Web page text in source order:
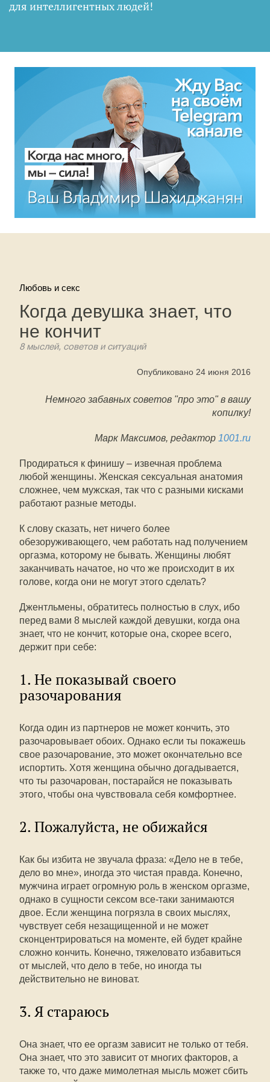
для интеллигентных людей!
Любовь и секс
Когда девушка знает, что
не кончит
8 мыслей, советов и ситуаций
Опубликовано 24 июня 2016
Немного забавных советов "про это" в вашу
копилку!
Марк Максимов, редактор 1001.ru
Продираться к финишу – извечная проблема
любой женщины. Женская сексуальная анатомия
сложнее, чем мужская, так что с разными кисками
работают разные методы.
К слову сказать, нет ничего более
обезоруживающего, чем работать над получением
оргазма, которому не бывать. Женщины любят
заканчивать начатое, но что же происходит в их
голове, когда они не могут этого сделать?
Джентльмены, обратитесь полностью в слух, ибо
перед вами 8 мыслей каждой девушки, когда она
знает, что не кончит, которые она, скорее всего,
держит при себе:
1. Не показывай своего
разочарования
Когда один из партнеров не может кончить, это
разочаровывает обоих. Однако если ты покажешь
свое разочарование, это может окончательно все
испортить. Хотя женщина обычно догадывается,
что ты разочарован, постарайся не показывать
этого, чтобы она чувствовала себя комфортнее.
2. Пожалуйста, не обижайся
Как бы избита не звучала фраза: «Дело не в тебе,
дело во мне», иногда это чистая правда. Конечно,
мужчина играет огромную роль в женском оргазме,
однако в сущности сексом все-таки занимаются
двое. Если женщина погрязла в своих мыслях,
чувствует себя незащищенной и не может
сконцентрироваться на моменте, ей будет крайне
сложно кончить. Конечно, тяжеловато избавиться
от мыслей, что дело в тебе, но иногда ты
действительно не виноват.
3. Я стараюсь
Она знает, что ее оргазм зависит не только от тебя.
Она знает, что это зависит от многих факторов, а
также то, что даже мимолетная мысль может сбить